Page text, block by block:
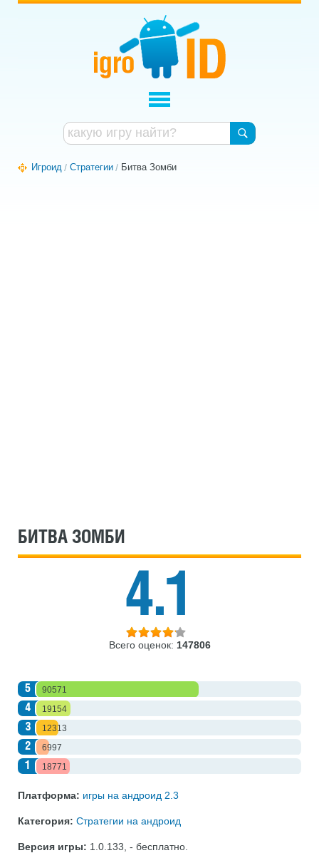
Игроид Стратегии Битва Зомби
БИТВА ЗОМБИ
4.1
Всего оценок: 147806
5 90571
4 19154
3 12313
2 6997
1 18771
Платформа: игры на андроид 2.3
Категория: Стратегии на андроид
Версия игры: 1.0.133 - бесплатно